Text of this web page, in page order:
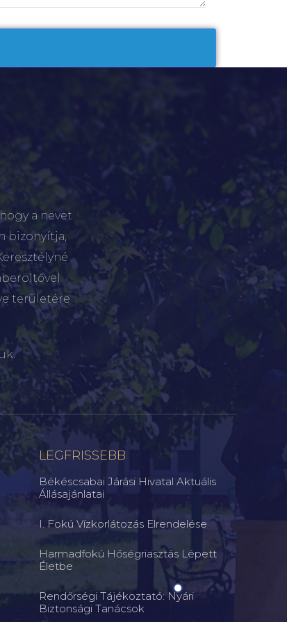
a nevet
bizonyítja,
területére
LEGFRISSEBB
Békéscsabai Járási Hivatal Aktuális
Állásajánlatai
I. Fokú Vízkorlátozás Elrendelése
Harmadfokú Hőségriasztás Lépett
Életbe
Rendőrségi Tájékoztató: Nyári
Biztonsági Tanácsok